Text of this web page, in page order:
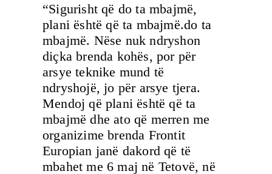
“Sigurisht që do ta mbajmë,
plani është që ta mbajmë.do ta
mbajmë. Nëse nuk ndryshon
diçka brenda kohës, por për
arsye teknike mund të
ndryshojë, jo për arsye tjera.
Mendoj që plani është që ta
mbajmë dhe ato që merren me
organizime brenda Frontit
Europian janë dakord që të
mbahet me 6 maj në Tetovë, në